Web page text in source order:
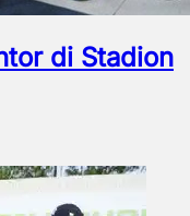
di Stadion